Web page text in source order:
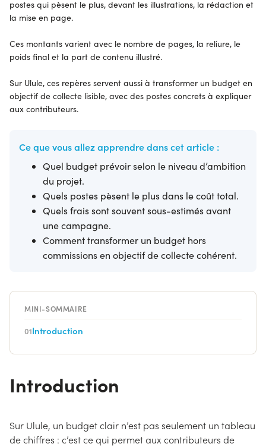
postes qui pèsent le plus, devant les illustrations, la rédaction et
la mise en page.
Ces montants varient avec le nombre de pages, la reliure, le
poids final et la part de contenu illustré.
Sur Ulule, ces repères servent aussi à transformer un budget en
objectif de collecte lisible, avec des postes concrets à expliquer
aux contributeurs.
Ce que vous allez apprendre dans cet article :
Quel budget prévoir selon le niveau d’ambition
du projet.
Quels postes pèsent le plus dans le coût total.
Quels frais sont souvent sous-estimés avant
une campagne.
Comment transformer un budget hors
commissions en objectif de collecte cohérent.
MINI-SOMMAIRE
01Introduction
Introduction
Sur Ulule, un budget clair n’est pas seulement un tableau
de chiffres : c’est ce qui permet aux contributeurs de